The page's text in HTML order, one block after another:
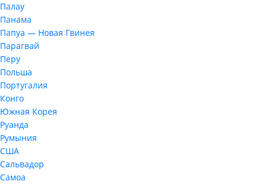
Палау
Панама
Папуа — Новая Гвинея
Парагвай
Перу
Польша
Португалия
Конго
Южная Корея
Руанда
Румыния
США
Сальвадор
Самоа